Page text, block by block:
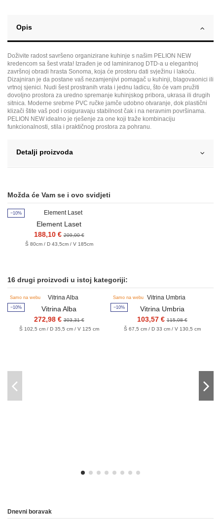
Opis
Doživite radost savršeno organizirane kuhinje s našim PELION NEW
kredencom sa šest vrata! Izrađen je od laminiranog DTD-a u elegantnoj
završnoj obradi hrasta Sonoma, koja će prostoru dati svježinu i lakoću.
Dizajniran je da postane vaš nezamjenjivi pomagač u kuhinji, blagovaonici ili
vrtnoj sjenici. Nudi šest prostranih vrata i jednu ladicu, što će vam pružiti
dovoljno prostora za uredno spremanje kuhinjskog pribora, ukrasa ili drugih
sitnica. Moderne srebrne PVC ručke jamče udobno otvaranje, dok plastični
klizači štite vaš pod i osiguravaju stabilnost čak i na neravnim površinama.
PELION NEW idealno je rješenje za one koji traže kombinaciju
funkcionalnosti, stila i praktičnog prostora za pohranu.
Detalji proizvoda
Možda će Vam se i ovo svidjeti
−10%
Element Laset
188,10 €209,00 €
Š 80cm / D 43,5cm / V 185cm
16 drugi proizvodi u istoj kategoriji:
Samo na webu
−10%
Vitrina Alba
272,98 €303,31 €
Š 102,5 cm / D 35,5 cm / V 125 cm
Samo na webu
−10%
Vitrina Umbria
103,57 €115,08 €
Š 67,5 cm / D 33 cm / V 130,5 cm
Dnevni boravak